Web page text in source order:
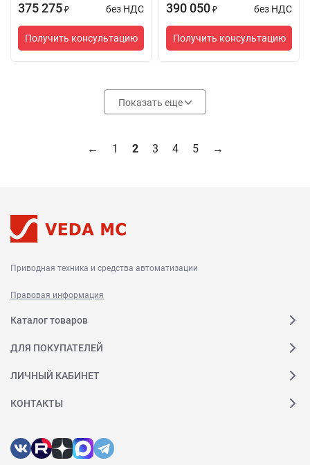
375 275 ₽ без НДС
Получить консультацию
390 050 ₽ без НДС
Получить консультацию
Показать еще
← 1 2 3 4 5 →
Приводная техника и средства автоматизации
Правовая информация
Каталог товаров
ДЛЯ ПОКУПАТЕЛЕЙ
ЛИЧНЫЙ КАБИНЕТ
КОНТАКТЫ